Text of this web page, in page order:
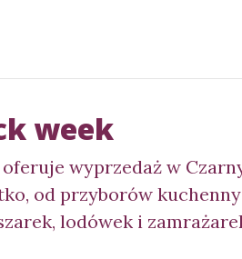
week
wyprzedaż w
od przyborów
lodówek i